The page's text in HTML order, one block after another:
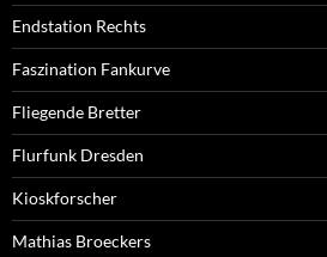
Endstation Rechts
Faszination Fankurve
Fliegende Bretter
Flurfunk Dresden
Kioskforscher
Mathias Broeckers